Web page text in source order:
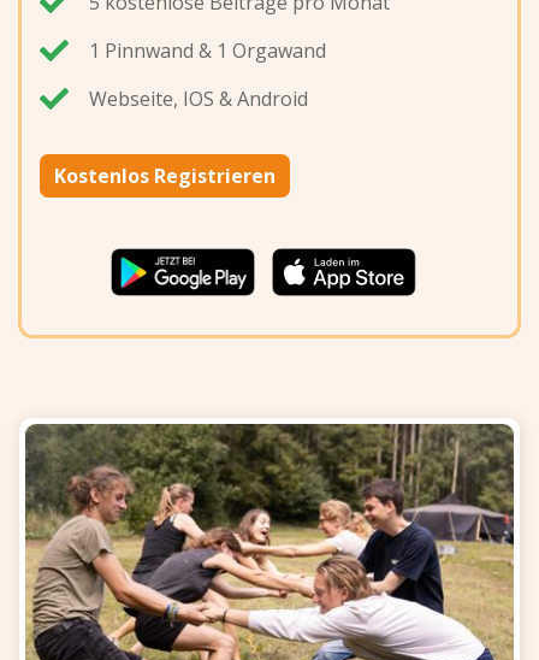
den Beinen an die nächste Person
1 Pinnwand & 1 Orgawand
Webseite, IOS & Android
Kostenlos Registrieren